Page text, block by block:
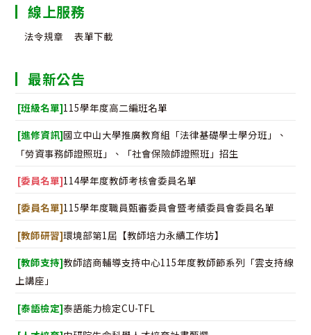
線上服務
法令規章 表單下載
最新公告
[班級名單]115學年度高二編班名單
[進修資訊]國立中山大學推廣教育組「法律基礎學士學分班」、
「勞資事務師證照班」、「社會保險師證照班」招生
[委員名單]114學年度教師考核會委員名單
[委員名單]115學年度職員甄審委員會暨考績委員會委員名單
[教師研習]環境部第1屆【教師培力永續工作坊】
[教師支持]教師諮商輔導支持中心115年度教師節系列「雲支持線
上講座」
[泰語檢定]泰語能力檢定CU-TFL